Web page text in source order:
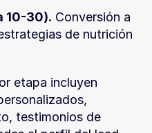
10-30). Conversión a
de nutrición
etapa incluyen
testimonios de